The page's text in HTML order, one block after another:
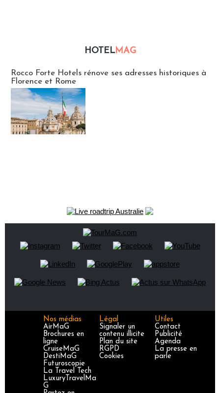
HOTELMAG
Rocco Forte Hotels rénove ses adresses historiques à
Florence et Rome
Nos médias
AirMaG
Brochures en
ligne
CruiseMaG
DestiMaG
Futuroscopie
La Travel Tech
LuxuryTravelMa
G
Légal
Signaler un
contenu illicite
Plan du site
RGPD
Cookies
Utiles
Contact
Publicité
Agenda
La presse en
parle